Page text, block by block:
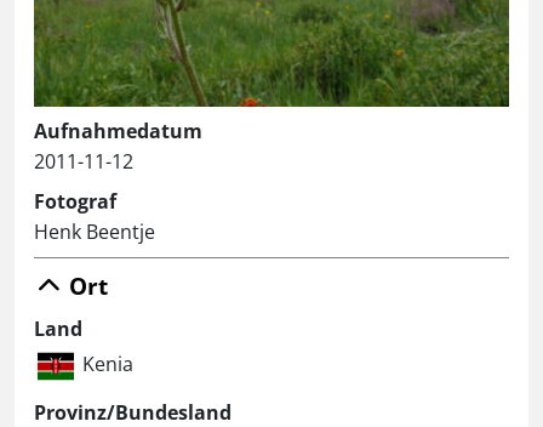
Aufnahmedatum
2011-11-12
Fotograf
Henk Beentje
Ort
Land
Kenia
Provinz/Bundesland